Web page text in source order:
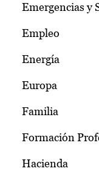
Emergencias y
Empleo
Energía
Europa
Familia
Formación
Hacienda